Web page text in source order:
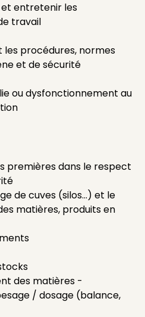
entretenir les
travail
procédures, normes
et de sécurité
ou dysfonctionnement au
premières dans le respect
de cuves (silos...) et le
matières, produits en
des matières -
/ dosage (balance,